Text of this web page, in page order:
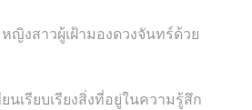
ญิงสาวผู้เฝ้ามองดวงจันทร์ด้วย
นเรียบเรียงสิ่งที่อยู่ในความรู้สึก